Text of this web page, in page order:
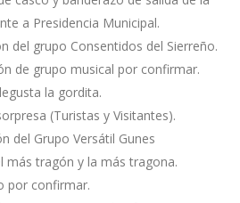
a Presidencia Municipal.
del grupo Consentidos del Sierreño.
de grupo musical por confirmar.
la gordita.
(Turistas y Visitantes).
del Grupo Versátil Gunes
más tragón y la más tragona.
por confirmar.